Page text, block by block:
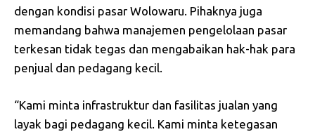
dengan kondisi pasar Wolowaru. Pihaknya juga
memandang bahwa manajemen pengelolaan pasar
terkesan tidak tegas dan mengabaikan hak-hak para
penjual dan pedagang kecil.
“Kami minta infrastruktur dan fasilitas jualan yang
layak bagi pedagang kecil. Kami minta ketegasan